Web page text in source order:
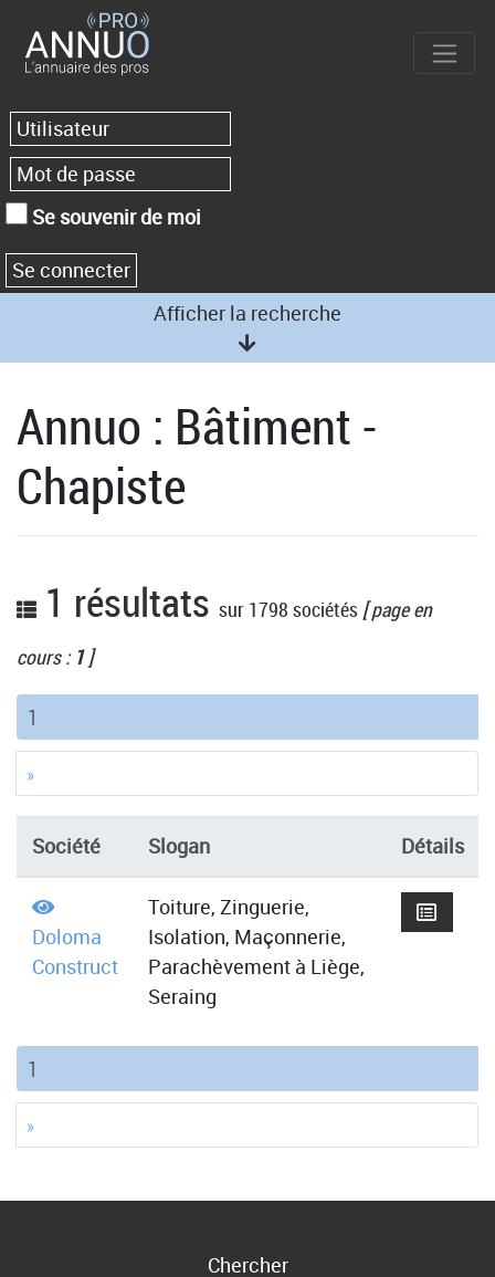
Se souvenir de moi
Afficher la recherche
Annuo : Bâtiment -
Chapiste
1 résultats sur 1798 sociétés [ page en
cours : 1]
1
»
Société Slogan Détails
Doloma
Construct
Toiture, Zinguerie,
Isolation, Maçonnerie,
Parachèvement à Liège,
Seraing
1
»
Chercher